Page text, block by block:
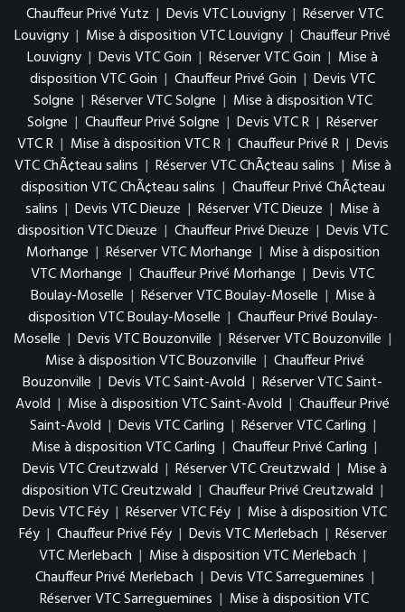
Chauffeur Privé Yutz | Devis VTC Louvigny | Réserver VTC
Louvigny | Mise à disposition VTC Louvigny | Chauffeur Privé
Louvigny | Devis VTC Goin | Réserver VTC Goin | Mise à
disposition VTC Goin | Chauffeur Privé Goin | Devis VTC
Solgne | Réserver VTC Solgne | Mise à disposition VTC
Solgne | Chauffeur Privé Solgne | Devis VTC R | Réserver
VTC R | Mise à disposition VTC R | Chauffeur Privé R | Devis
VTC ChÃ¢teau salins | Réserver VTC ChÃ¢teau salins | Mise à
disposition VTC ChÃ¢teau salins | Chauffeur Privé ChÃ¢teau
salins | Devis VTC Dieuze | Réserver VTC Dieuze | Mise à
disposition VTC Dieuze | Chauffeur Privé Dieuze | Devis VTC
Morhange | Réserver VTC Morhange | Mise à disposition
VTC Morhange | Chauffeur Privé Morhange | Devis VTC
Boulay-Moselle | Réserver VTC Boulay-Moselle | Mise à
disposition VTC Boulay-Moselle | Chauffeur Privé Boulay-
Moselle | Devis VTC Bouzonville | Réserver VTC Bouzonville |
Mise à disposition VTC Bouzonville | Chauffeur Privé
Bouzonville | Devis VTC Saint-Avold | Réserver VTC Saint-
Avold | Mise à disposition VTC Saint-Avold | Chauffeur Privé
Saint-Avold | Devis VTC Carling | Réserver VTC Carling |
Mise à disposition VTC Carling | Chauffeur Privé Carling |
Devis VTC Creutzwald | Réserver VTC Creutzwald | Mise à
disposition VTC Creutzwald | Chauffeur Privé Creutzwald |
Devis VTC Féy | Réserver VTC Féy | Mise à disposition VTC
Féy | Chauffeur Privé Féy | Devis VTC Merlebach | Réserver
VTC Merlebach | Mise à disposition VTC Merlebach |
Chauffeur Privé Merlebach | Devis VTC Sarreguemines |
Réserver VTC Sarreguemines | Mise à disposition VTC